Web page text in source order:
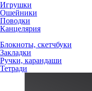
Игрушки
Ошейники
Поводки
Канцелярия
Блокноты, скетчбуки
Закладки
Ручки, карандаши
Тетради